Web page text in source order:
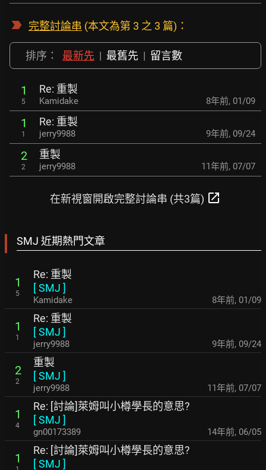
完整討論串 (本文為第 3 之 3 篇)：
排序： 最新先 | 最舊先 | 留言數
1
5
Re: 重製
Kamidake 8年前, 01/09
1
1
Re: 重製
jerry9988 9年前, 09/24
2
2
重製
jerry9988 11年前, 07/07
在新視窗開啟完整討論串 (共3篇) open_in_new
SMJ 近期熱門文章
1
5
Re: 重製
[SMJ ]
Kamidake 8年前, 01/09
1
1
Re: 重製
[SMJ ]
jerry9988 9年前, 09/24
2
2
重製
[SMJ ]
jerry9988 11年前, 07/07
1
4
Re: [討論]萊姆叫小樽學長的意思?
[SMJ ]
gn00173389 14年前, 06/05
1
Re: [討論]萊姆叫小樽學長的意思?
[SMJ ]